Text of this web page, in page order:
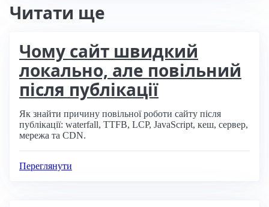
Читати ще
Чому сайт швидкий
локально, але повільний
після публікації
Як знайти причину повільної роботи сайту після
публікації: waterfall, TTFB, LCP, JavaScript, кеш, сервер,
мережа та CDN.
Переглянути